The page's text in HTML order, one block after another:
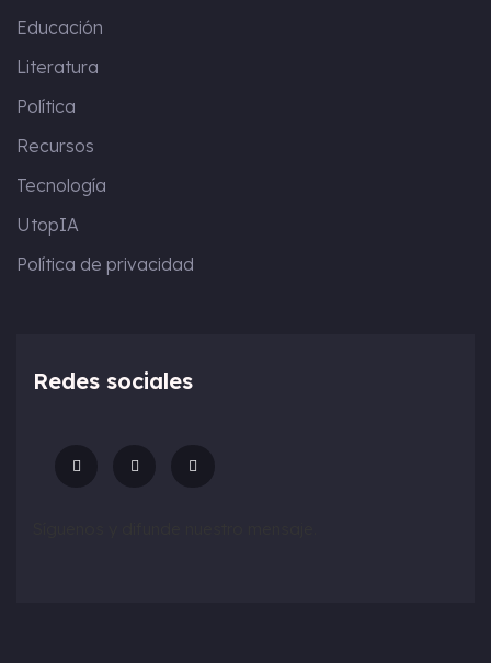
Educación
Literatura
Política
Recursos
Tecnología
UtopIA
Política de privacidad
Redes sociales